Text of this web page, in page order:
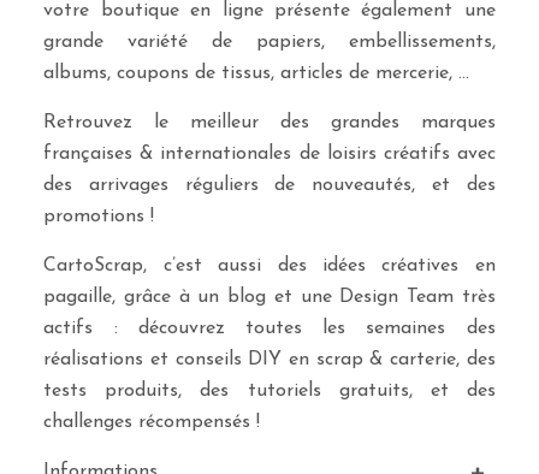
votre boutique en ligne présente également une
grande variété de papiers, embellissements,
albums, coupons de tissus, articles de mercerie, …
Retrouvez le meilleur des grandes marques
françaises & internationales de loisirs créatifs avec
des arrivages réguliers de nouveautés, et des
promotions !
CartoScrap, c’est aussi des idées créatives en
pagaille, grâce à un blog et une Design Team très
actifs : découvrez toutes les semaines des
réalisations et conseils DIY en scrap & carterie, des
tests produits, des tutoriels gratuits, et des
challenges récompensés !